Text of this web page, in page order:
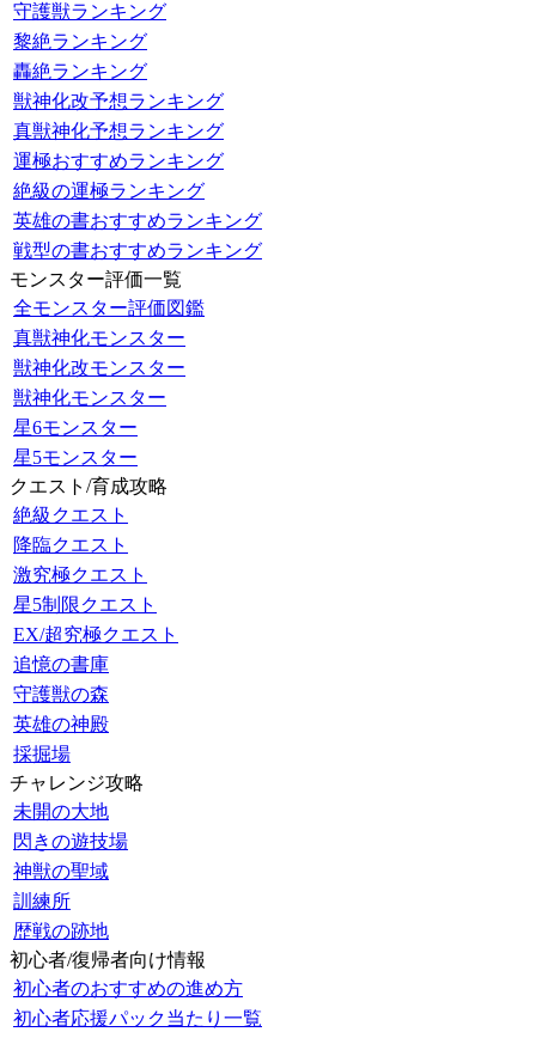
守護獣ランキング
黎絶ランキング
轟絶ランキング
獣神化改予想ランキング
真獣神化予想ランキング
運極おすすめランキング
絶級の運極ランキング
英雄の書おすすめランキング
戦型の書おすすめランキング
モンスター評価一覧
全モンスター評価図鑑
真獣神化モンスター
獣神化改モンスター
獣神化モンスター
星6モンスター
星5モンスター
クエスト/育成攻略
絶級クエスト
降臨クエスト
激究極クエスト
星5制限クエスト
EX/超究極クエスト
追憶の書庫
守護獣の森
英雄の神殿
採掘場
チャレンジ攻略
未開の大地
閃きの遊技場
神獣の聖域
訓練所
歴戦の跡地
初心者/復帰者向け情報
初心者のおすすめの進め方
初心者応援パック当たり一覧